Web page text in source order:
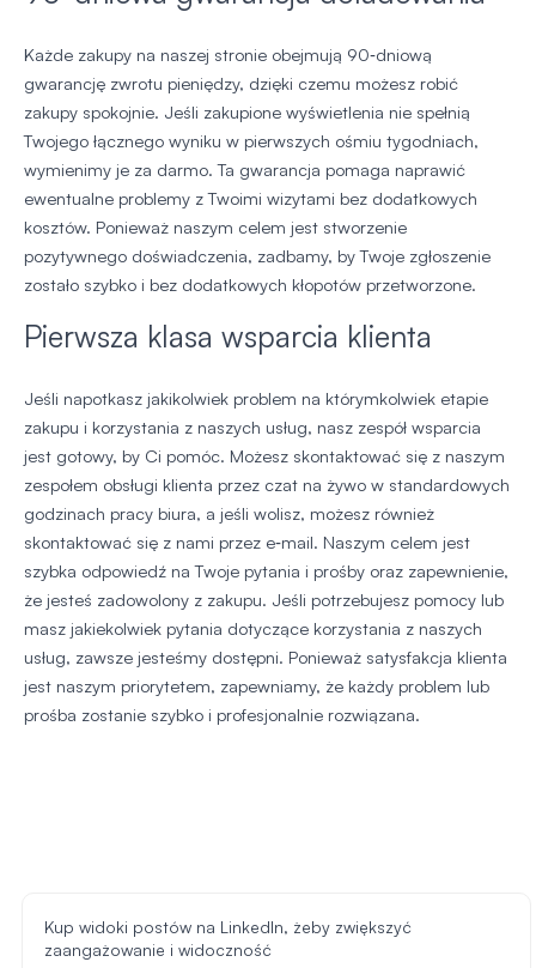
Każde zakupy na naszej stronie obejmują 90‑dniową
gwarancję zwrotu pieniędzy, dzięki czemu możesz robić
zakupy spokojnie. Jeśli zakupione wyświetlenia nie spełnią
Twojego łącznego wyniku w pierwszych ośmiu tygodniach,
wymienimy je za darmo. Ta gwarancja pomaga naprawić
ewentualne problemy z Twoimi wizytami bez dodatkowych
kosztów. Ponieważ naszym celem jest stworzenie
pozytywnego doświadczenia, zadbamy, by Twoje zgłoszenie
zostało szybko i bez dodatkowych kłopotów przetworzone.
Pierwsza klasa wsparcia klienta
Jeśli napotkasz jakikolwiek problem na którymkolwiek etapie
zakupu i korzystania z naszych usług, nasz zespół wsparcia
jest gotowy, by Ci pomóc. Możesz skontaktować się z naszym
zespołem obsługi klienta przez czat na żywo w standardowych
godzinach pracy biura, a jeśli wolisz, możesz również
skontaktować się z nami przez e‑mail. Naszym celem jest
szybka odpowiedź na Twoje pytania i prośby oraz zapewnienie,
że jesteś zadowolony z zakupu. Jeśli potrzebujesz pomocy lub
masz jakiekolwiek pytania dotyczące korzystania z naszych
usług, zawsze jesteśmy dostępni. Ponieważ satysfakcja klienta
jest naszym priorytetem, zapewniamy, że każdy problem lub
prośba zostanie szybko i profesjonalnie rozwiązana.
Kup widoki postów na LinkedIn, żeby zwiększyć
zaangażowanie i widoczność